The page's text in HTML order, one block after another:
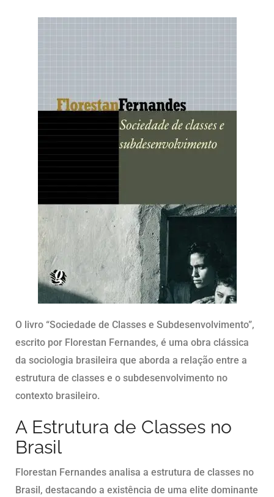
O livro “Sociedade de Classes e Subdesenvolvimento”,
escrito por Florestan Fernandes, é uma obra clássica
da sociologia brasileira que aborda a relação entre a
estrutura de classes e o subdesenvolvimento no
contexto brasileiro.
A Estrutura de Classes no
Brasil
Florestan Fernandes analisa a estrutura de classes no
Brasil, destacando a existência de uma elite dominante